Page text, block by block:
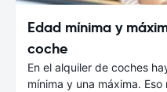
Edad mínima y
coche
En el alquiler de coches
mínima y una máxima.